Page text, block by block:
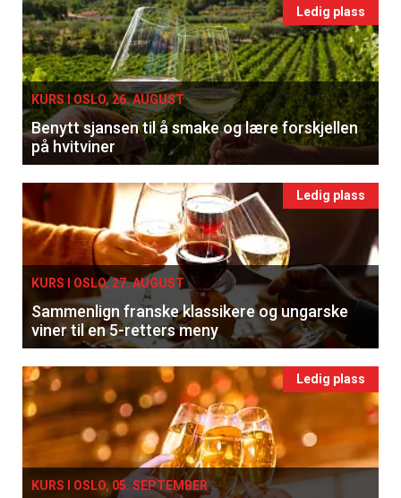
Registrer deg
Ledig plass
KURS I OSLO, 26. AUGUST
Benytt sjansen til å smake og lære forskjellen
på hvitviner
Ledig plass
KURS I OSLO, 27. AUGUST
Sammenlign franske klassikere og ungarske
viner til en 5-retters meny
Ledig plass
KURS I OSLO, 05. SEPTEMBER